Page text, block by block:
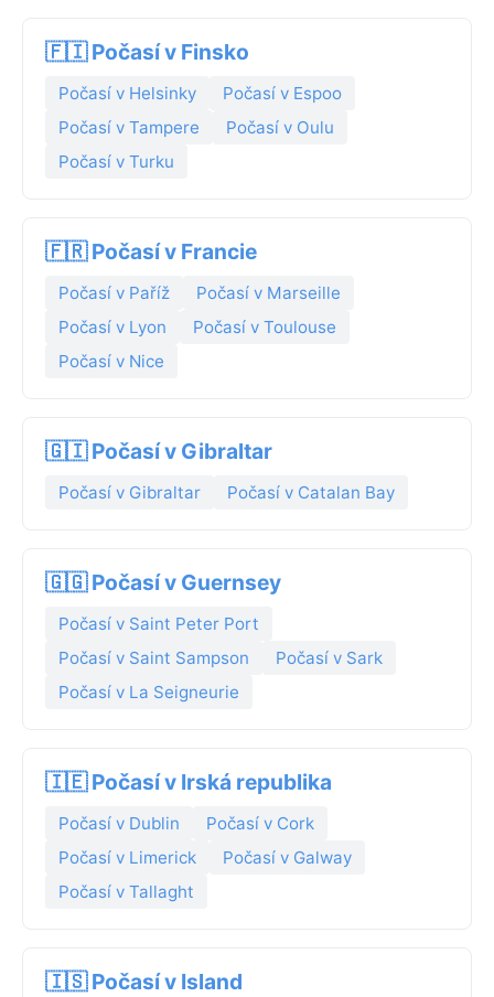
🇫🇮 Počasí v Finsko
Počasí v Helsinky
Počasí v Espoo
Počasí v Tampere
Počasí v Oulu
Počasí v Turku
🇫🇷 Počasí v Francie
Počasí v Paříž
Počasí v Marseille
Počasí v Lyon
Počasí v Toulouse
Počasí v Nice
🇬🇮 Počasí v Gibraltar
Počasí v Gibraltar Počasí v Catalan Bay
🇬🇬 Počasí v Guernsey
Počasí v Saint Peter Port
Počasí v Saint Sampson
Počasí v Sark
Počasí v La Seigneurie
🇮🇪 Počasí v Irská republika
Počasí v Dublin
Počasí v Cork
Počasí v Limerick
Počasí v Galway
Počasí v Tallaght
🇮🇸 Počasí v Island